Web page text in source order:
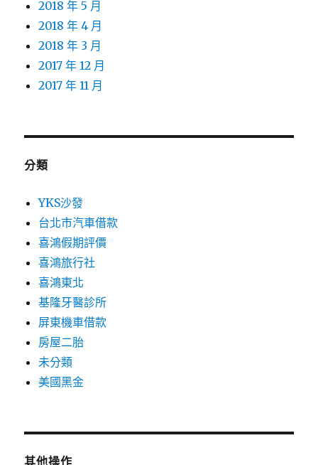
2018 年 5 月
2018 年 4 月
2018 年 3 月
2017 年 12 月
2017 年 11 月
分類
YKS沙發
台北市汽車借款
喜鴻假期評價
喜鴻旅行社
喜鴻東北
基隆牙醫診所
屏東機車借款
房屋二胎
未分類
美國黑金
其他操作